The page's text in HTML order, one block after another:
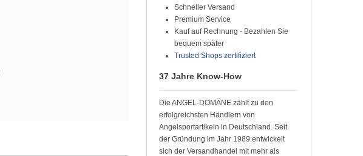
Schneller Versand
Premium Service
Kauf auf Rechnung - Bezahlen Sie
bequem später
Trusted Shops zertifiziert
37 Jahre Know-How
Die ANGEL-DOMÄNE zählt zu den
erfolgreichsten Händlern von
Angelsportartikeln in Deutschland. Seit
der Gründung im Jahr 1989 entwickelt
sich der Versandhandel mit mehr als